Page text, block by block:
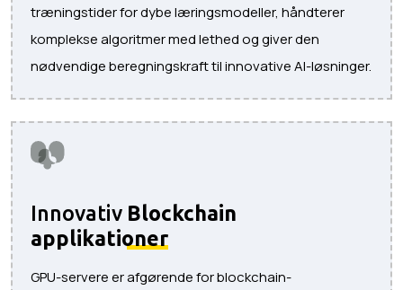
træningstider for dybe læringsmodeller, håndterer
komplekse algoritmer med lethed og giver den
nødvendige beregningskraft til innovative AI-løsninger.
Innovativ Blockchain
applikationer
GPU-servere er afgørende for blockchain-